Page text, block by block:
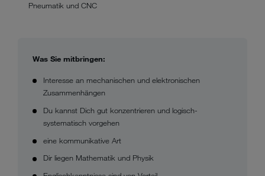
Pneumatik und CNC
Was Sie mitbringen:
Interesse an mechanischen und elektronischen
Zusammenhängen
Du kannst Dich gut konzentrieren und logisch-
systematisch vorgehen
eine kommunikative Art
Dir liegen Mathematik und Physik